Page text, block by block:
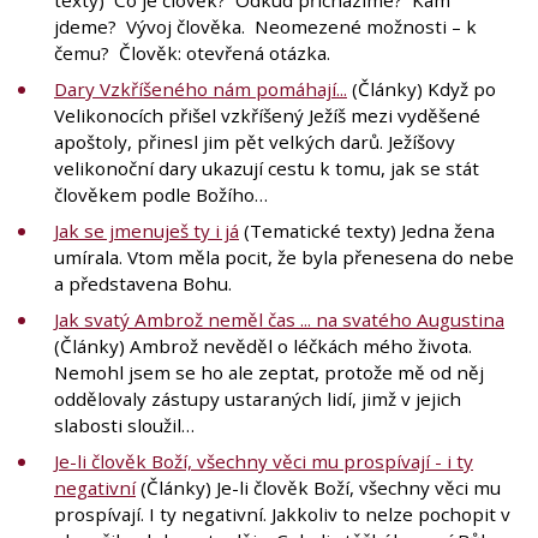
jdeme? Vývoj člověka. Neomezené možnosti – k
čemu? Člověk: otevřená otázka.
Dary Vzkříšeného nám pomáhají... (Články) Když po
Velikonocích přišel vzkříšený Ježíš mezi vyděšené
apoštoly, přinesl jim pět velkých darů. Ježíšovy
velikonoční dary ukazují cestu k tomu, jak se stát
člověkem podle Božího…
Jak se jmenuješ ty i já (Tematické texty) Jedna žena
umírala. Vtom měla pocit, že byla přenesena do nebe
a představena Bohu.
Jak svatý Ambrož neměl čas ... na svatého Augustina
(Články) Ambrož nevěděl o léčkách mého života.
Nemohl jsem se ho ale zeptat, protože mě od něj
oddělovaly zástupy ustaraných lidí, jimž v jejich
slabosti sloužil…
Je-li člověk Boží, všechny věci mu prospívají - i ty
negativní(Články) Je-li člověk Boží, všechny věci mu
prospívají. I ty negativní. Jakkoliv to nelze pochopit v